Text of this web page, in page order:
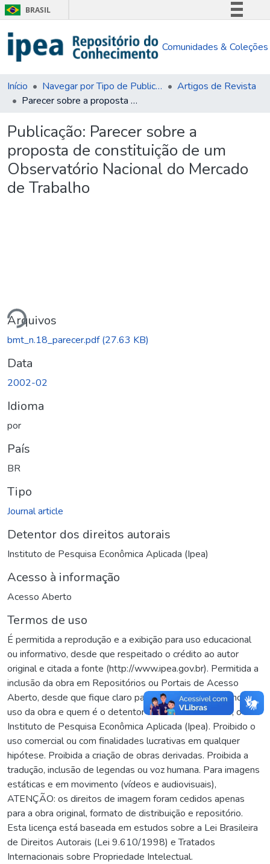
BRASIL
Comunica BR
Acesso à informação
Comunidades & Coleções
Início Navegar por Tipo de Publicação
Artigos de Revista
Parecer sobre a proposta de constituição de um Observatório Nacional do Mercado de Trabalho
Publicação: Parecer sobre a
proposta de constituição de um
Observatório Nacional do Mercado
de Trabalho
Arquivos
bmt_n.18_parecer.pdf(27.63 KB)
Data
2002-02
Idioma
por
País
BR
Tipo
Journal article
Detentor dos direitos autorais
Instituto de Pesquisa Econômica Aplicada (Ipea)
Acesso à informação
Acesso Aberto
Termos de uso
É permitida a reprodução e a exibição para uso educacional
ou informativo, desde que respeitado o crédito ao autor
original e citada a fonte (http://www.ipea.gov.br). Permitida a
inclusão da obra em Repositórios ou Portais de Acesso
Aberto, desde que fique claro para os usuários os termos de
uso da obra e quem é o detentor dos direitos autorais, o
Instituto de Pesquisa Econômica Aplicada (Ipea). Proibido o
uso comercial ou com finalidades lucrativas em qualquer
hipótese. Proibida a criação de obras derivadas. Proibida a
tradução, inclusão de legendas ou voz humana. Para imagens
estáticas e em movimento (vídeos e audiovisuais),
ATENÇÃO: os direitos de imagem foram cedidos apenas
para a obra original, formato de distribuição e repositório.
Esta licença está baseada em estudos sobre a Lei Brasileira
de Direitos Autorais (Lei 9.610/1998) e Tratados
Internacionais sobre Propriedade Intelectual.